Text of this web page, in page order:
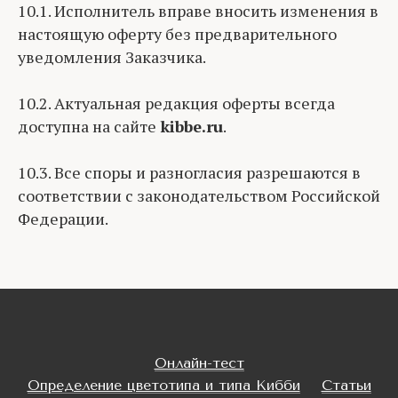
10.1. Исполнитель вправе вносить изменения в
настоящую оферту без предварительного
уведомления Заказчика.
10.2. Актуальная редакция оферты всегда
доступна на сайте kibbe.ru.
10.3. Все споры и разногласия разрешаются в
соответствии с законодательством Российской
Федерации.
Онлайн-тест
Определение цветотипа и типа Кибби
Статьи